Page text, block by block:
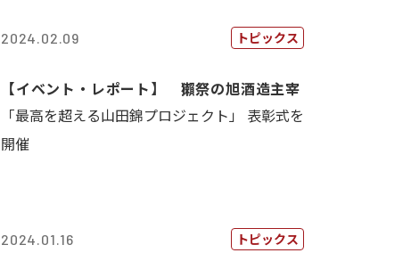
2024.02.09 トピックス
【イベント・レポート】 獺祭の旭酒造主宰
「最高を超える山田錦プロジェクト」 表彰式を
開催
2024.01.16 トピックス